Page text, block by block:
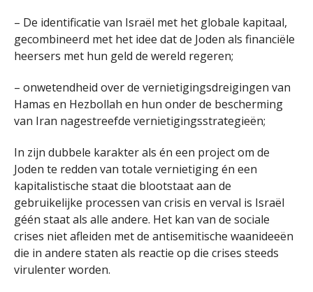
– De identificatie van Israël met het globale kapitaal,
gecombineerd met het idee dat de Joden als financiële
heersers met hun geld de wereld regeren;
– onwetendheid over de vernietigingsdreigingen van
Hamas en Hezbollah en hun onder de bescherming
van Iran nagestreefde vernietigingsstrategieën;
In zijn dubbele karakter als én een project om de
Joden te redden van totale vernietiging én een
kapitalistische staat die blootstaat aan de
gebruikelijke processen van crisis en verval is Israël
géén staat als alle andere. Het kan van de sociale
crises niet afleiden met de antisemitische waanideeën
die in andere staten als reactie op die crises steeds
virulenter worden.